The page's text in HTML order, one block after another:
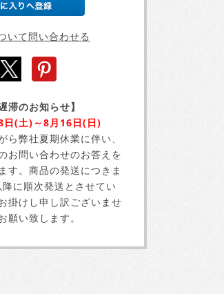
いて問い合わせる
滞のお知らせ】
日(土)～8月16日(日)
ら弊社夏期休業に伴い、
お問い合わせのお答えを
す。商品の発送につきま
に順次発送とさせてい
掛けし申し訳ございませ
願い致します。